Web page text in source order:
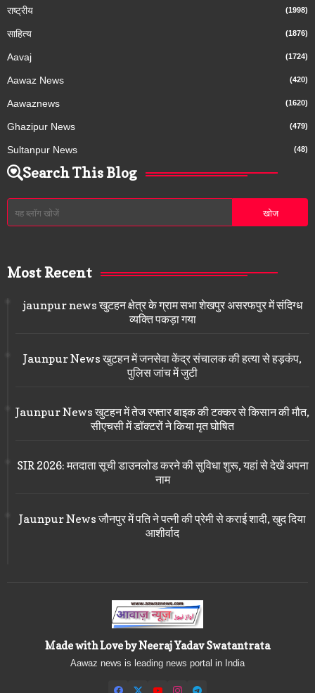
राष्ट्रीय (1998)
साहित्य (1876)
Aavaj (1724)
Aawaz News (420)
Aawaznews (1620)
Ghazipur News (479)
Sultanpur News (48)
Search This Blog
Most Recent
jaunpur news खुटहन क्षेत्र के ग्राम सभा शेखपुर असरफपुर में संदिग्ध
व्यक्ति पकड़ा गया
Jaunpur News खुटहन में जनसेवा केंद्र संचालक की हत्या से हड़कंप,
पुलिस जांच में जुटी
Jaunpur News खुटहन में तेज रफ्तार बाइक की टक्कर से किसान की मौत,
सीएचसी में डॉक्टरों ने किया मृत घोषित
SIR 2026: मतदाता सूची डाउनलोड करने की सुविधा शुरू, यहां से देखें अपना
नाम
Jaunpur News जौनपुर में पति ने पत्नी की प्रेमी से कराई शादी, खुद दिया
आशीर्वाद
Made with Love by Neeraj Yadav Swatantrata
Aawaz news is leading news portal in India